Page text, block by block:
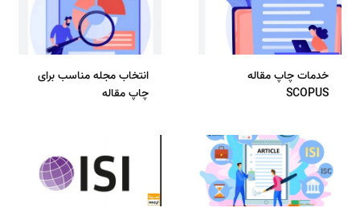
خدمات چاپ مقاله
SCOPUS
انتخاب مجله مناسب برای
چاپ مقاله